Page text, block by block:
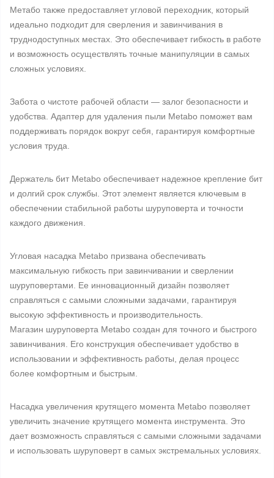
Метабо также предоставляет угловой переходник, который
идеально подходит для сверления и завинчивания в
труднодоступных местах. Это обеспечивает гибкость в работе
и возможность осуществлять точные манипуляции в самых
сложных условиях.
Забота о чистоте рабочей области — залог безопасности и
удобства. Адаптер для удаления пыли Metabo поможет вам
поддерживать порядок вокруг себя, гарантируя комфортные
условия труда.
Держатель бит Metabo обеспечивает надежное крепление бит
и долгий срок службы. Этот элемент является ключевым в
обеспечении стабильной работы шуруповерта и точности
каждого движения.
Угловая насадка Metabo призвана обеспечивать
максимальную гибкость при завинчивании и сверлении
шуруповертами. Ее инновационный дизайн позволяет
справляться с самыми сложными задачами, гарантируя
высокую эффективность и производительность.
Магазин шуруповерта Metabo создан для точного и быстрого
завинчивания. Его конструкция обеспечивает удобство в
использовании и эффективность работы, делая процесс
более комфортным и быстрым.
Насадка увеличения крутящего момента Metabo позволяет
увеличить значение крутящего момента инструмента. Это
дает возможность справляться с самыми сложными задачами
и использовать шуруповерт в самых экстремальных условиях.